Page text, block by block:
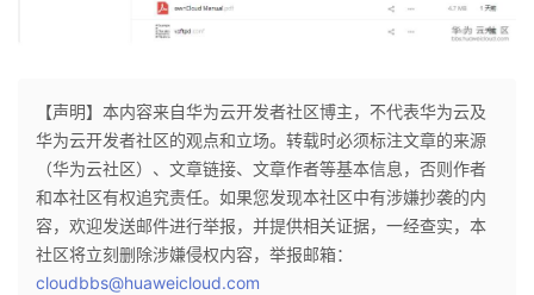
【声明】本内容来自华为云开发者社区博主，不代表华为云及
华为云开发者社区的观点和立场。转载时必须标注文章的来源
（华为云社区）、文章链接、文章作者等基本信息，否则作者
和本社区有权追究责任。如果您发现本社区中有涉嫌抄袭的内
容，欢迎发送邮件进行举报，并提供相关证据，一经查实，本
社区将立刻删除涉嫌侵权内容，举报邮箱：
cloudbbs@huaweicloud.com